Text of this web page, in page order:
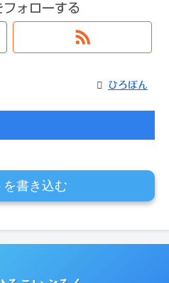
フォローする
ひろぼん
を書き込む